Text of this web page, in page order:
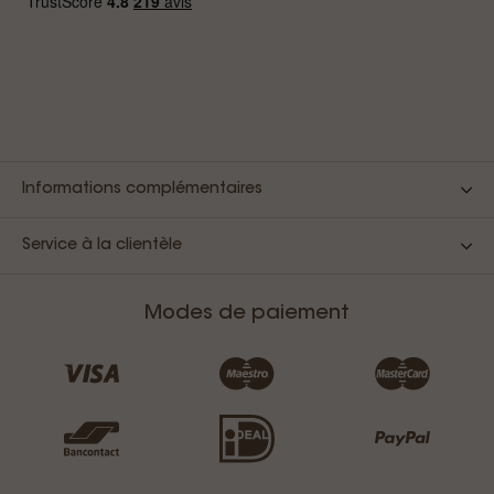
Informations complémentaires
Service à la clientèle
Modes de paiement